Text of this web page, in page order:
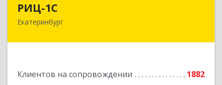
РИЦ-1С
Екатеринбург
Клиентов на сопровождении
1882
620102, Свердловская обл, Екатеринбург г,